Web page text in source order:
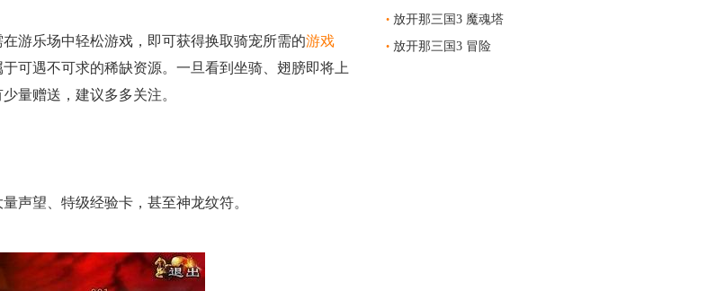
乐场中轻松游戏，即可获得换取骑宠所需的游戏
可遇不可求的稀缺资源。一旦看到坐骑、翅膀即将上
量赠送，建议多多关注。
望、特级经验卡，甚至神龙纹符。
• 放开那三国3 魔魂塔
• 放开那三国3 冒险